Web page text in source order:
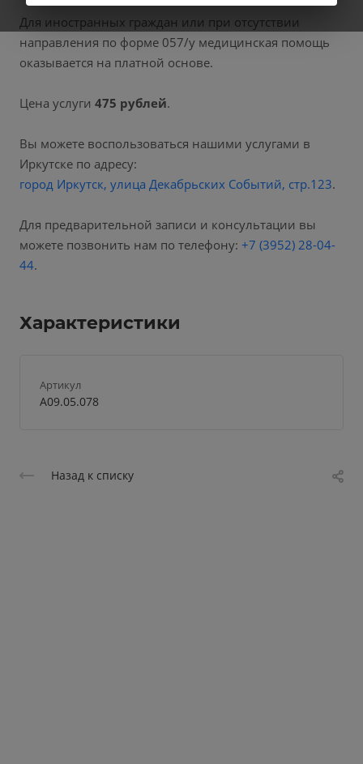
Для иностранных граждан или при отсутствии
направления по форме 057/у медицинская помощь
оказывается на платной основе.
Цена услуги 475 рублей.
Вы можете воспользоваться нашими услугами в
Иркутске по адресу:
город Иркутск, улица Декабрьских Событий, стр.123.
Для предварительной записи и консультации вы
можете позвонить нам по телефону: +7 (3952) 28-04-
44.
Характеристики
Артикул
A09.05.078
Назад к списку